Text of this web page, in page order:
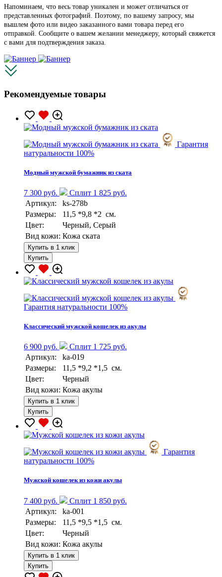
Напоминаем, что весь товар уникален и может отличаться от
представленных фотографий. Поэтому, по вашему запросу, мы
вышлем фото или видео заказанного вами товара перед его
отправкой. Сообщите о вашем желании менеджеру, который свяжется
с вами для подтверждения заказа.
Рекомендуемые товары
Гарантия
натуральности 100%
Модный мужской бумажник из ската
7 300 руб.
Сплит 1 825 руб.
Артикул:
ks-278b
Размеры:
11,5 *9,8 *2 см.
Цвет:
Черный, Серый
Вид кожи: Кожа ската
Купить в 1 клик
Купить
Гарантия натуральности 100%
Классический мужской кошелек из акулы
6 900 руб.
Сплит 1 725 руб.
Артикул:
ka-019
Размеры:
11,5 *9,2 *1,5 см.
Цвет:
Черный
Вид кожи: Кожа акулы
Купить в 1 клик
Купить
Гарантия
натуральности 100%
Мужской кошелек из кожи акулы
7 400 руб.
Сплит 1 850 руб.
Артикул:
ka-001
Размеры:
11,5 *9,5 *1,5 см.
Цвет:
Черный
Вид кожи: Кожа акулы
Купить в 1 клик
Купить